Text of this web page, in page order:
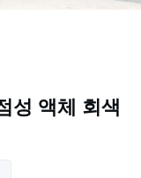
성 액체 회색